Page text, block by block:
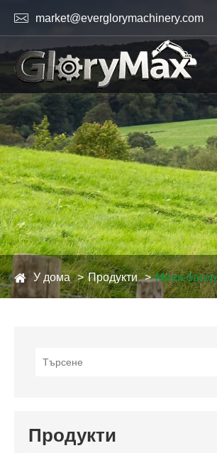
 market@everglorymachinery.com
У дома Продукти Мини багер
Продукти